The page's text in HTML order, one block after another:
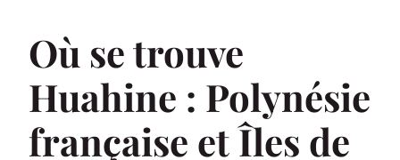
Où se trouve
Huahine : Polynésie
française et Îles de